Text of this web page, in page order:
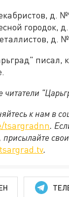
д.
городок,
д.
писал,
читатели
к нам в
tsargradnn.
присылайте
.